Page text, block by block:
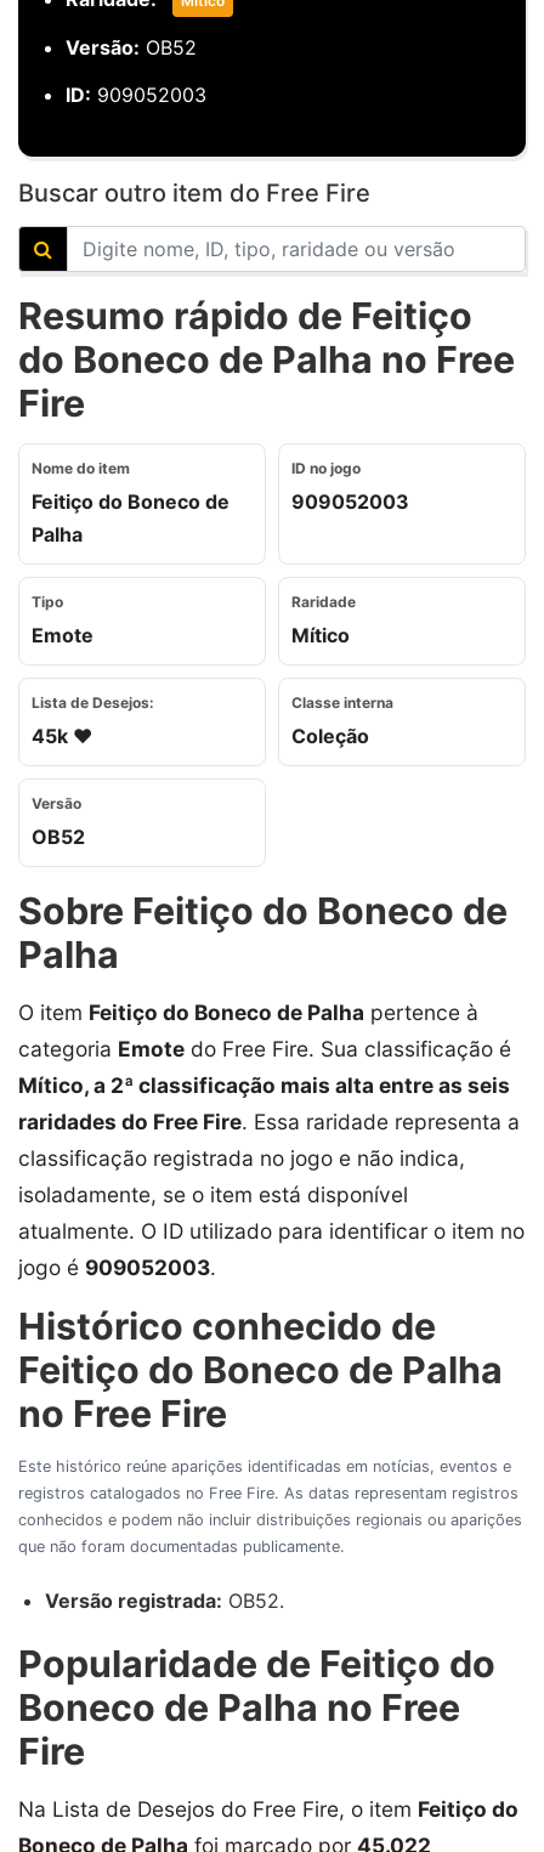
Versão: OB52
ID: 909052003
Buscar outro item do Free Fire
Resumo rápido de Feitiço
do Boneco de Palha no Free
Fire
Nome do item
Feitiço do Boneco de
Palha
ID no jogo
909052003
Tipo
Emote
Raridade
Mítico
Lista de Desejos:
45k ❤️
Classe interna
Coleção
Versão
OB52
Sobre Feitiço do Boneco de
Palha
O item Feitiço do Boneco de Palha pertence à
categoria Emote do Free Fire. Sua classificação é
Mítico, a 2ª classificação mais alta entre as seis
raridades do Free Fire. Essa raridade representa a
classificação registrada no jogo e não indica,
isoladamente, se o item está disponível
atualmente. O ID utilizado para identificar o item no
jogo é 909052003.
Histórico conhecido de
Feitiço do Boneco de Palha
no Free Fire
Este histórico reúne aparições identificadas em notícias, eventos e
registros catalogados no Free Fire. As datas representam registros
conhecidos e podem não incluir distribuições regionais ou aparições
que não foram documentadas publicamente.
Versão registrada: OB52.
Popularidade de Feitiço do
Boneco de Palha no Free
Fire
Na Lista de Desejos do Free Fire, o item Feitiço do
Boneco de Palha foi marcado por 45.022